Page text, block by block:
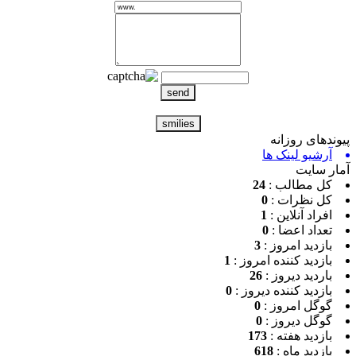
روزانه
آرشیو لینک ها
سایت
کل مطالب :24
کل نظرات : 0
افراد آنلاین :1
تعداد اعضا :0
بازدید امروز : 3
بازدید کننده امروز : 1
باردید دیروز : 26
بازدید کننده دیروز : 0
گوگل امروز : 0
گوگل دیروز : 0
بازدید هفته :173
بازدید ماه :618